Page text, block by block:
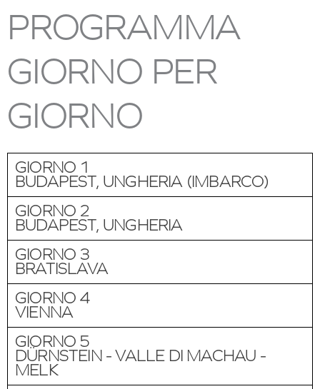
PROGRAMMA
GIORNO PER
GIORNO
GIORNO 1
BUDAPEST, UNGHERIA (IMBARCO)
GIORNO 2
BUDAPEST, UNGHERIA
GIORNO 3
BRATISLAVA
GIORNO 4
VIENNA
GIORNO 5
DÜRNSTEIN - VALLE DI MACHAU -
MELK